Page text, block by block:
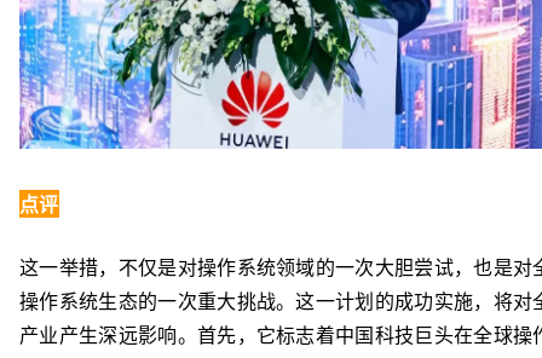
点评
这一举措，不仅是对操作系统领域的一次大胆尝试，也是对
操作系统生态的一次重大挑战。这一计划的成功实施，将对
产业产生深远影响。首先，它标志着中国科技巨头在全球操